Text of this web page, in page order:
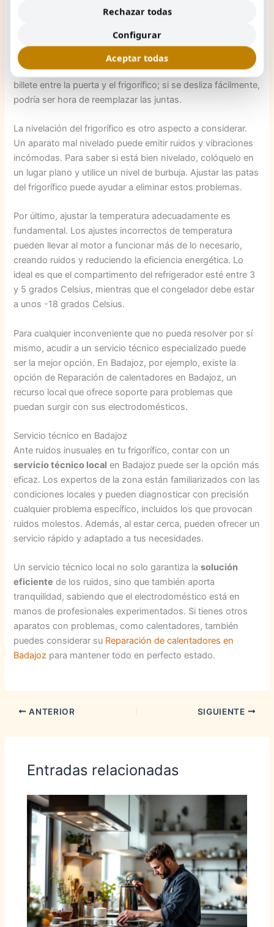
asegurarse de que cierren herméticamente. Las juntas
escape, obligando al compresor a trabajar más
intensamente, lo que genera ruido y desgaste prematuro.
Una manera sencilla de verificar su estado es colocando un
billete entre la puerta y el frigorífico; si se desliza fácilmente,
podría ser hora de reemplazar las juntas.
La nivelación del frigorífico es otro aspecto a considerar.
Un aparato mal nivelado puede emitir ruidos y vibraciones
incómodas. Para saber si está bien nivelado, colóquelo en
un lugar plano y utilice un nivel de burbuja. Ajustar las patas
del frigorífico puede ayudar a eliminar estos problemas.
Por último, ajustar la temperatura adecuadamente es
fundamental. Los ajustes incorrectos de temperatura
pueden llevar al motor a funcionar más de lo necesario,
creando ruidos y reduciendo la eficiencia energética. Lo
ideal es que el compartimento del refrigerador esté entre 3
y 5 grados Celsius, mientras que el congelador debe estar
a unos -18 grados Celsius.
Para cualquier inconveniente que no pueda resolver por sí
mismo, acudir a un servicio técnico especializado puede
ser la mejor opción. En Badajoz, por ejemplo, existe la
opción de Reparación de calentadores en Badajoz, un
recurso local que ofrece soporte para problemas que
puedan surgir con sus electrodomésticos.
Servicio técnico en Badajoz
Ante ruidos inusuales en tu frigorífico, contar con un
servicio técnico local en Badajoz puede ser la opción más
eficaz. Los expertos de la zona están familiarizados con las
condiciones locales y pueden diagnosticar con precisión
cualquier problema específico, incluidos los que provocan
ruidos molestos. Además, al estar cerca, pueden ofrecer un
servicio rápido y adaptado a tus necesidades.
Un servicio técnico local no solo garantiza lasolución
eficiente de los ruidos, sino que también aporta
tranquilidad, sabiendo que el electrodoméstico está en
manos de profesionales experimentados. Si tienes otros
aparatos con problemas, como calentadores, también
puedes considerar su Reparación de calentadores en
Badajoz para mantener todo en perfecto estado.
ANTERIOR SIGUIENTE
Entradas relacionadas
Rechazar todas
Configurar
Aceptar todas